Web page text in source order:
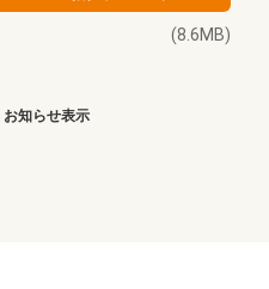
(8.6MB)
お知らせ表示